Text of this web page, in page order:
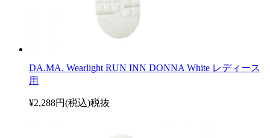
DA.MA. Wearlight RUN INN DONNA White レディース
用
¥2,288円(税込)税抜